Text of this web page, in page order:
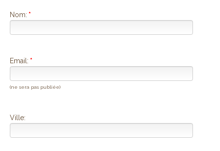
Nom: *
Email: *
(ne sera pas publiée)
Ville: